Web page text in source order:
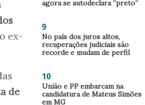
ex-
de
agora se autodeclara “preto”
9
No país dos juros altos,
recuperações judiciais são
recorde e mudam de perfil
10
União e PP embarcam na
candidatura de Mateus Simões
em MG